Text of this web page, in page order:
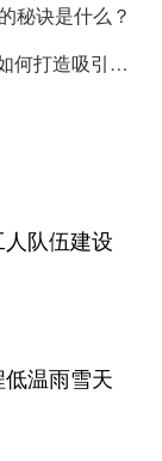
秘诀是什么？
兰州商业综合体管理服务：如何打造吸引人气的消费天堂？
队伍建设
温雨雪天